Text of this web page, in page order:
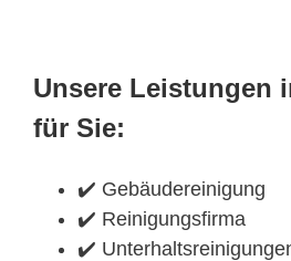
Unsere Leistungen
für Sie:
✔️ Gebäudereinigung
✔️ Reinigungsfirma
✔️